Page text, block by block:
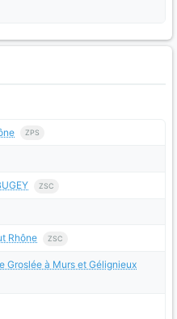
ZPS
ZSC
Rhône ZSC
Groslée à Murs et Gélignieux